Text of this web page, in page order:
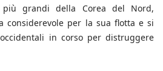
grandi della Corea del Nord,
considerevole per la sua flotta e si
in corso per distruggere